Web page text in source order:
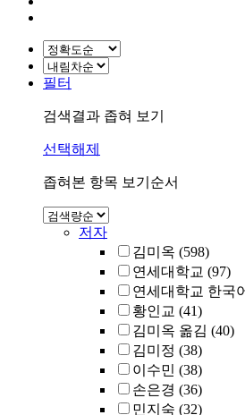
필터
검색결과 좁혀 보기
선택해제
좁혀본 항목 보기순서
저자
김미옥 (598)
연세대학교 (97)
연세대학교 한국
황인교 (41)
김미옥 옮김 (40)
김미정 (38)
이수민 (38)
손은경 (36)
민지숙 (32)